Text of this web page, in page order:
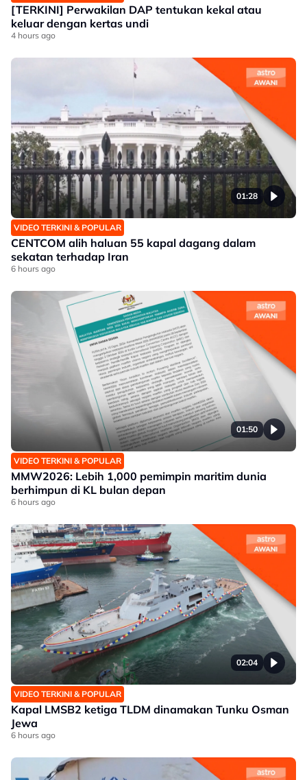
[TERKINI] Perwakilan DAP tentukan kekal atau
keluar dengan kertas undi
4 hours ago
01:28
VIDEO TERKINI & POPULAR
CENTCOM alih haluan 55 kapal dagang dalam
sekatan terhadap Iran
6 hours ago
01:50
VIDEO TERKINI & POPULAR
MMW2026: Lebih 1,000 pemimpin maritim dunia
berhimpun di KL bulan depan
6 hours ago
02:04
VIDEO TERKINI & POPULAR
Kapal LMSB2 ketiga TLDM dinamakan Tunku Osman
Jewa
6 hours ago